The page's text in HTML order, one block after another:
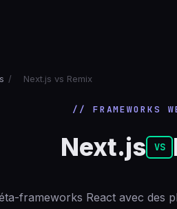
/ Next.js vs Remix
// FRAMEWORKS
Next.js VS
frameworks React avec des